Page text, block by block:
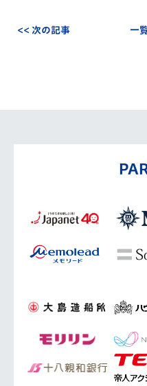
<< 次の記事 一